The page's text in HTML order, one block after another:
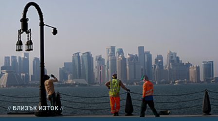
БЛИЗЪК ИЗТОК